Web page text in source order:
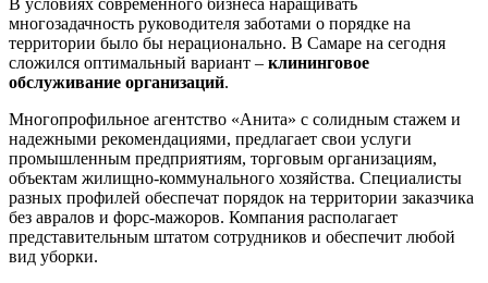
В условиях современного бизнеса наращивать
многозадачность руководителя заботами о порядке на
территории было бы нерационально. В Самаре на сегодня
сложился оптимальный вариант – клининговое
обслуживание организаций.
Многопрофильное агентство «Анита» с солидным стажем и
надежными рекомендациями, предлагает свои услуги
промышленным предприятиям, торговым организациям,
объектам жилищно-коммунального хозяйства. Специалисты
разных профилей обеспечат порядок на территории заказчика
без авралов и форс-мажоров. Компания располагает
представительным штатом сотрудников и обеспечит любой
вид уборки.